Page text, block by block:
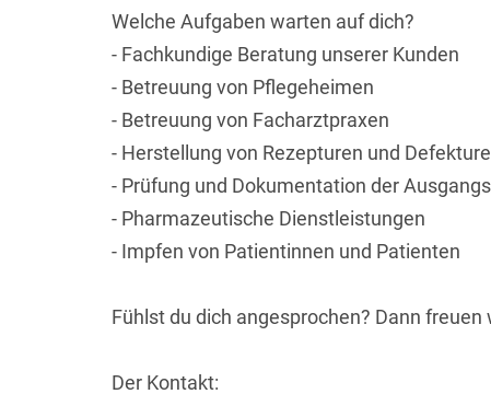
Welche Aufgaben warten auf dich?
- Fachkundige Beratung unserer Kunden
- Betreuung von Pflegeheimen
- Betreuung von Facharztpraxen
- Herstellung von Rezepturen und
- Prüfung und Dokumentation der
- Pharmazeutische Dienstleistungen
- Impfen von Patientinnen und Patienten
Fühlst du dich angesprochen? Dann freuen
Der Kontakt: